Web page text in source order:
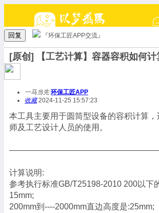
回复 『环保工匠APP交流』
[原创] 【工艺计算】容器容积如何计
一马当先 环保工匠APP
收藏2024-11-25 15:57:23
本工具主要用于圆筒型设备的容积计算
师及工艺设计人员的使用。
计算说明:
参考执行标准GB/T25198-2010 200以下
15mm;
200mm到----2000mm直边高度是:25mm;